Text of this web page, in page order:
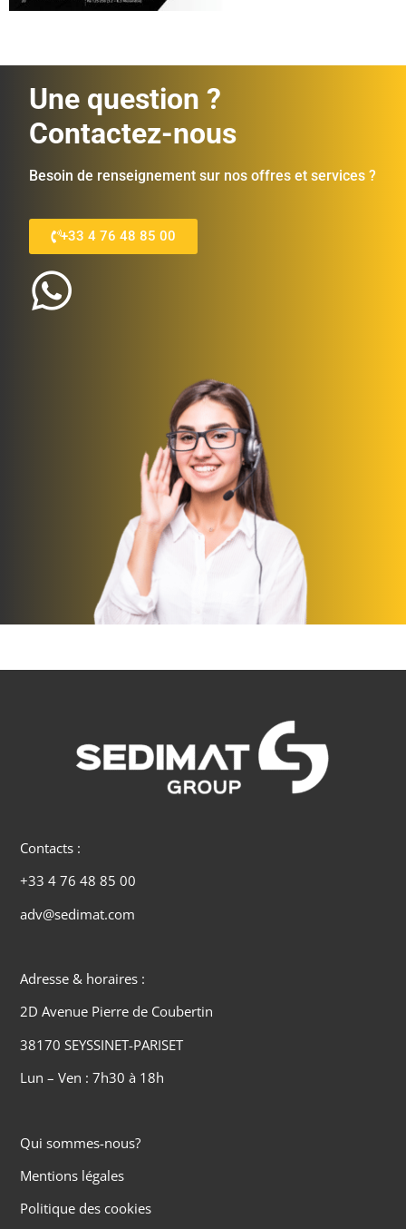
Une question ?
Contactez-nous
Besoin de renseignement sur nos offres et services ?
+33 4 76 48 85 00
Contacts :
+33 4 76 48 85 00
adv@sedimat.com
Adresse & horaires :
2D Avenue Pierre de Coubertin
38170 SEYSSINET-PARISET
Lun – Ven : 7h30 à 18h
Qui sommes-nous?
Mentions légales
Politique des cookies